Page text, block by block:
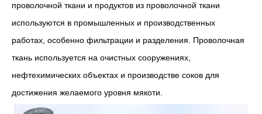
проволочной ткани и продуктов из проволочной ткани
используются в промышленных и производственных
работах, особенно фильтрации и разделения. Проволочная
ткань используется на очистных сооружениях,
нефтехимических объектах и ​​производстве соков для
достижения желаемого уровня мякоти.